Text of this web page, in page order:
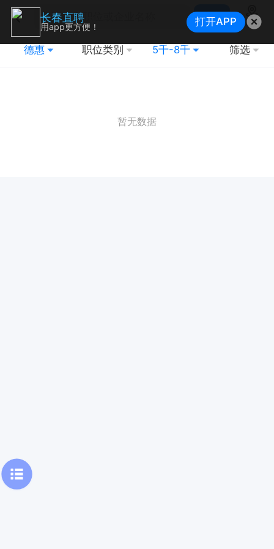
搜索
地图
德惠 职位类别 5千-8千 筛选
暂无数据
长春直聘
用app更方便！ 打开APP